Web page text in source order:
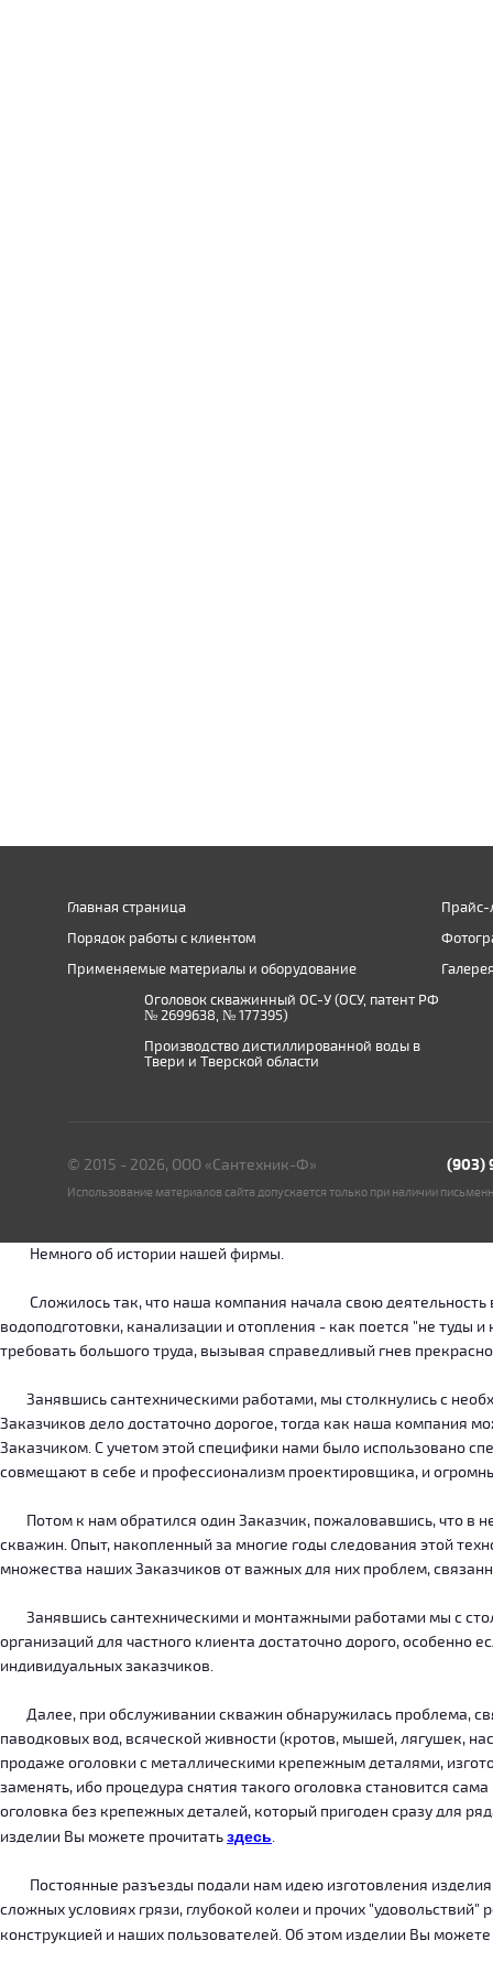
Главная страница
Порядок работы с клиентом
Применяемые материалы и оборудование
Прайс-
Оголовок скважинный ОС-У (ОСУ, патент РФ
№ 2699638, № 177395)
Производство дистиллированной воды в
Твери и Тверской области
© 2015 - 2026, ООО «Сантехник-Ф» (903)
Использование материалов сайта допускается только при наличии
Немного об истории нашей фирмы.
Сложилось так, что наша компания начала свою деятельность
водоподготовки, канализации и отопления - как поется "не
требовать большого труда, вызывая справедливый гнев
Занявшись сантехническими работами, мы столкнулись с
Заказчиков дело достаточно дорогое, тогда как наша компания
Заказчиком. С учетом этой специфики нами было использовано
совмещают в себе и профессионализм проектировщика, и
Потом к нам обратился один Заказчик, пожаловавшись, что в
скважин. Опыт, накопленный за многие годы следования этой
множества наших Заказчиков от важных для них проблем,
Занявшись сантехническими и монтажными работами мы с
организаций для частного клиента достаточно дорого, особенно
индивидуальных заказчиков.
Далее, при обслуживании скважин обнаружилась проблема,
паводковых вод, всяческой живности (кротов, мышей, лягушек,
продаже оголовки с металлическими крепежным деталями,
заменять, ибо процедура снятия такого оголовка становится
оголовка без крепежных деталей, который пригоден сразу для
изделии Вы можете прочитатьздесь.
Постоянные разъезды подали нам идею изготовления
сложных условиях грязи, глубокой колеи и прочих
конструкцией и наших пользователей. Об этом изделии Вы